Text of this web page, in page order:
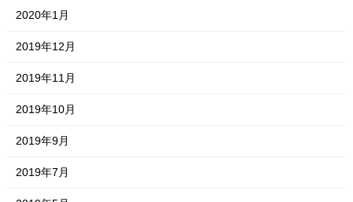
2020年1月
2019年12月
2019年11月
2019年10月
2019年9月
2019年7月